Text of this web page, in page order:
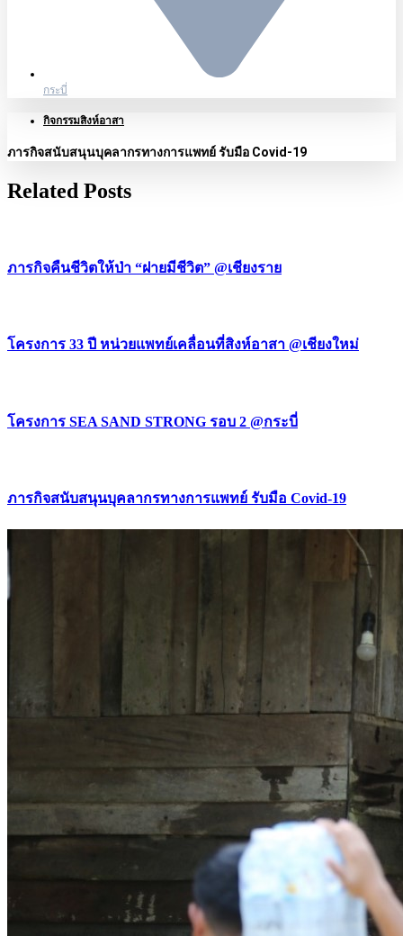
กระบี่
กิจกรรมสิงห์อาสา
ภารกิจสนับสนุนบุคลากรทางการแพทย์ รับมือ Covid-19
Related Posts
ภารกิจคืนชีวิตให้ป่า “ฝายมีชีวิต” @เชียงราย
โครงการ 33 ปี หน่วยแพทย์เคลื่อนที่สิงห์อาสา @เชียงใหม่
โครงการ SEA SAND STRONG รอบ 2 @กระบี่
ภารกิจสนับสนุนบุคลากรทางการแพทย์ รับมือ Covid-19